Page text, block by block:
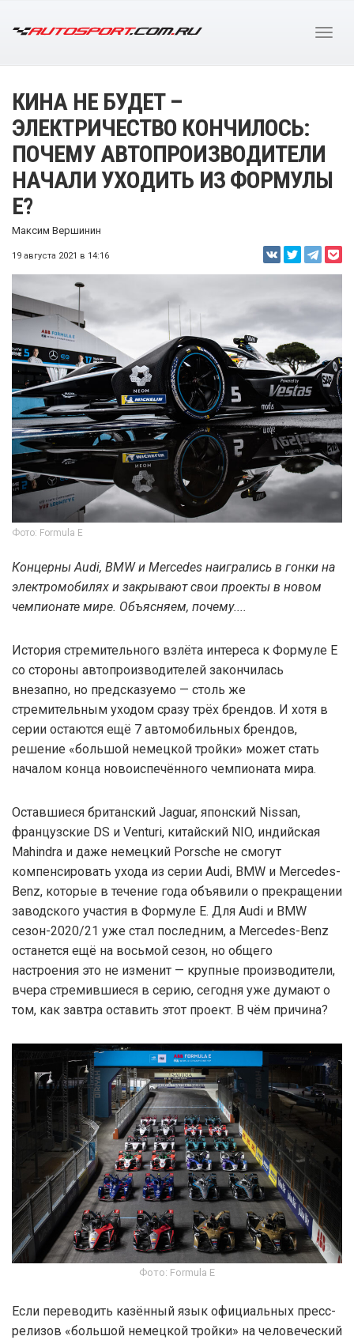
КИНА НЕ БУДЕТ –
ЭЛЕКТРИЧЕСТВО КОНЧИЛОСЬ:
ПОЧЕМУ АВТОПРОИЗВОДИТЕЛИ
НАЧАЛИ УХОДИТЬ ИЗ ФОРМУЛЫ
E?
Максим Вершинин
19 августа 2021 в 14:16
Фото: Formula E
Концерны Audi, BMW и Mercedes наигрались в гонки на
электромобилях и закрывают свои проекты в новом
чемпионате мире. Объясняем, почему....
История стремительного взлёта интереса к Формуле Е
со стороны автопроизводителей закончилась
внезапно, но предсказуемо — столь же
стремительным уходом сразу трёх брендов. И хотя в
серии остаются ещё 7 автомобильных брендов,
решение «большой немецкой тройки» может стать
началом конца новоиспечённого чемпионата мира.
Оставшиеся британский Jaguar, японский Nissan,
французские DS и Venturi, китайский NIO, индийская
Mahindra и даже немецкий Porsche не смогут
компенсировать ухода из серии Audi, BMW и Mercedes-
Benz, которые в течение года объявили о прекращении
заводского участия в Формуле Е. Для Audi и BMW
сезон-2020/21 уже стал последним, а Mercedes-Benz
останется ещё на восьмой сезон, но общего
настроения это не изменит — крупные производители,
вчера стремившиеся в серию, сегодня уже думают о
том, как завтра оставить этот проект. В чём причина?
Фото: Formula E
Если переводить казённый язык официальных пресс-
релизов «большой немецкой тройки» на человеческий